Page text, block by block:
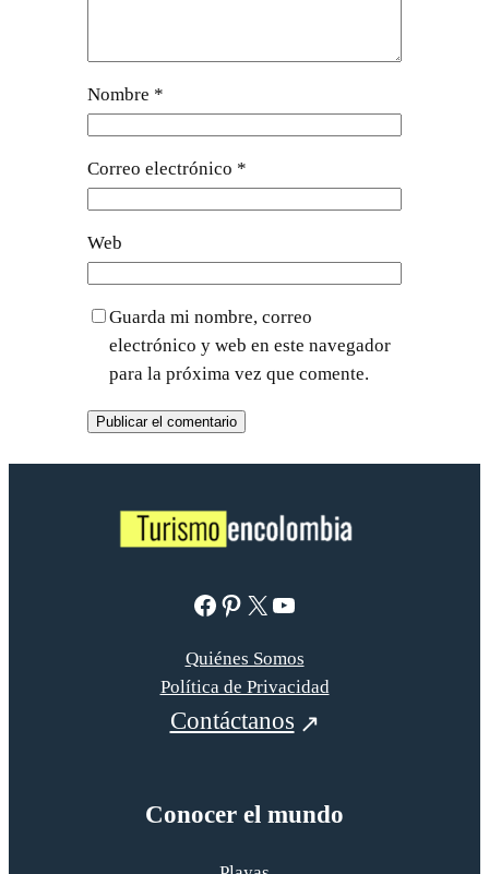
Nombre *
Correo electrónico *
Web
Guarda mi nombre, correo
electrónico y web en este navegador
para la próxima vez que comente.
Facebook Pinterest X YouTube
Quiénes Somos
Política de Privacidad
Contáctanos
Conocer el mundo